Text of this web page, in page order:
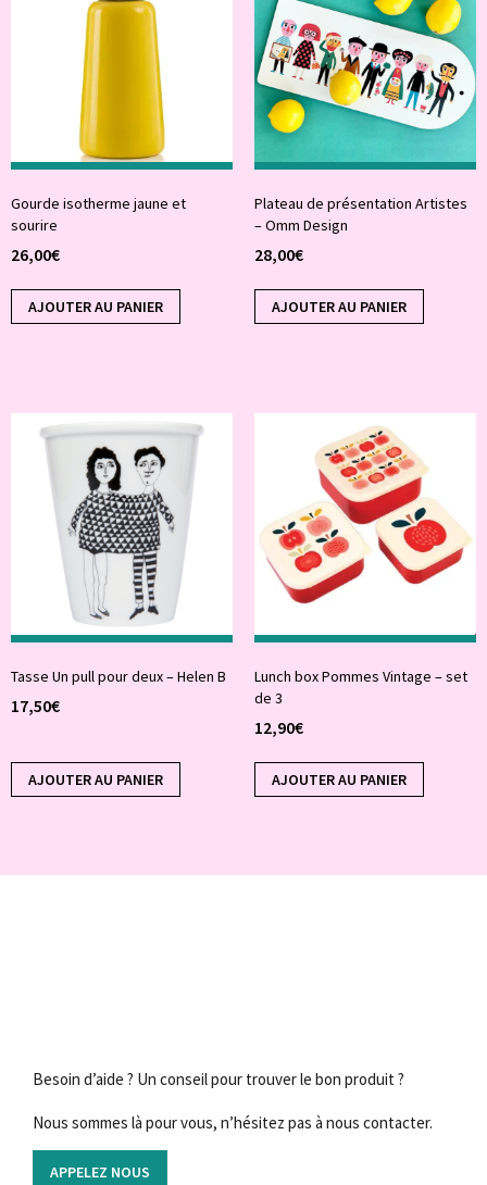
Gourde isotherme jaune et
sourire
26,00€
AJOUTER AU PANIER
Plateau de présentation Artistes
– Omm Design
28,00€
AJOUTER AU PANIER
Tasse Un pull pour deux – Helen B
17,50€
AJOUTER AU PANIER
Lunch box Pommes Vintage – set
de 3
12,90€
AJOUTER AU PANIER
Besoin d’aide ? Un conseil pour trouver le bon produit ?
Nous sommes là pour vous, n’hésitez pas à nous contacter.
APPELEZ NOUS